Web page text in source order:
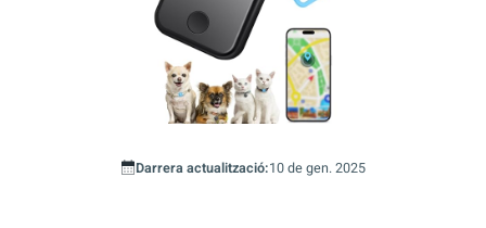
Darrera actualització:10 de gen. 2025